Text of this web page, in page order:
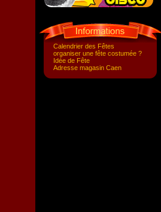
Calendrier des Fêtes
organiser une fête costumée ?
Idée de Fête
Adresse magasin Caen